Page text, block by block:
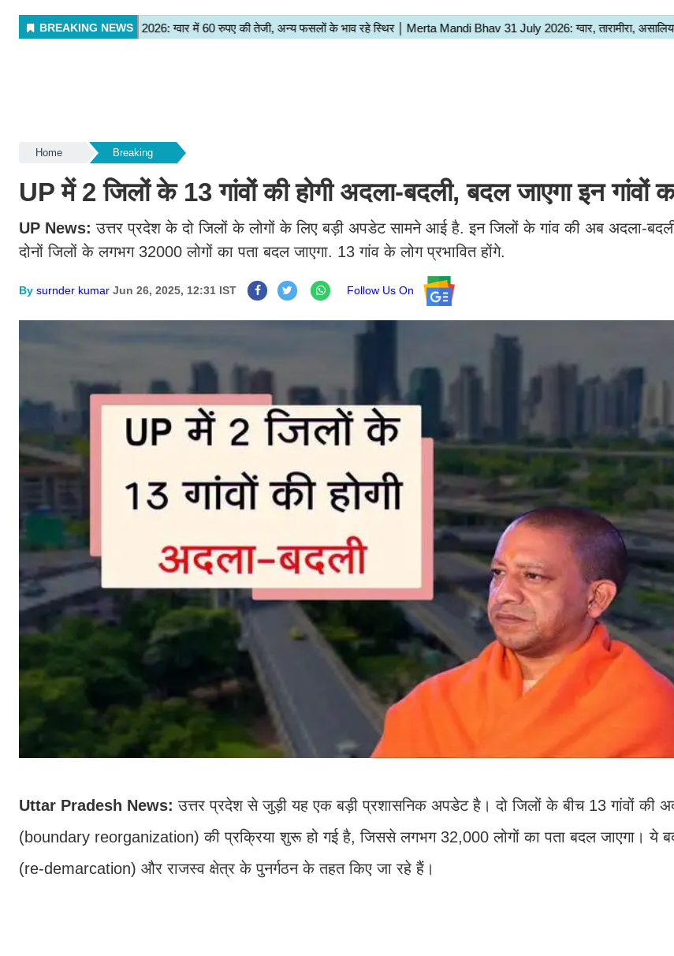
Home Breaking
UP में 2 जिलों के 13 गांवों की होगी अदला-बदली, बदल जाएगा इन गांवों
UP News:उत्तर प्रदेश के दो जिलों के लोगों के लिए बड़ी अपडेट सामने आई है. इन जिलों के गांव की अब अदला-बदली
दोनों जिलों के लगभग 32000 लोगों का पता बदल जाएगा. 13 गांव के लोग प्रभावित होंगे.
By surnder kumar Jun 26, 2025, 12:31 IST Follow Us On
Uttar Pradesh News: उत्तर प्रदेश से जुड़ी यह एक बड़ी प्रशासनिक अपडेट है। दो जिलों के बीच 13 गांवों की
(boundary reorganization) की प्रक्रिया शुरू हो गई है, जिससे लगभग 32,000 लोगों का पता बदल जाएगा। ये
(re-demarcation) और राजस्व क्षेत्र के पुनर्गठन के तहत किए जा रहे हैं।